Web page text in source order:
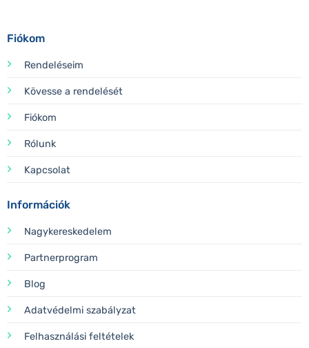
Fiókom
Rendeléseim
Kövesse a rendelését
Fiókom
Rólunk
Kapcsolat
Információk
Nagykereskedelem
Partnerprogram
Blog
Adatvédelmi szabályzat
Felhasználási feltételek